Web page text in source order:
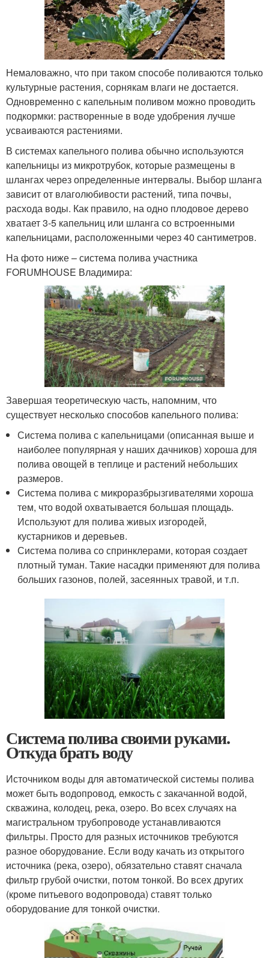
Немаловажно, что при таком способе поливаются только
культурные растения, сорнякам влаги не достается.
Одновременно с капельным поливом можно проводить
подкормки: растворенные в воде удобрения лучше
усваиваются растениями.
В системах капельного полива обычно используются
капельницы из микротрубок, которые размещены в
шлангах через определенные интервалы. Выбор шланга
зависит от влаголюбивости растений, типа почвы,
расхода воды. Как правило, на одно плодовое дерево
хватает 3-5 капельниц или шланга со встроенными
капельницами, расположенными через 40 сантиметров.
На фото ниже – система полива участника
FORUMHOUSE Владимира:
Завершая теоретическую часть, напомним, что
существует несколько способов капельного полива:
Система полива с капельницами (описанная выше и
наиболее популярная у наших дачников) хороша для
полива овощей в теплице и растений небольших
размеров.
Система полива с микроразбрызгивателями хороша
тем, что водой охватывается большая площадь.
Используют для полива живых изгородей,
кустарников и деревьев.
Система полива со спринклерами, которая создает
плотный туман. Такие насадки применяют для полива
больших газонов, полей, засеянных травой, и т.п.
Система полива своими руками.
Откуда брать воду
Источником воды для автоматической системы полива
может быть водопровод, емкость с закачанной водой,
скважина, колодец, река, озеро. Во всех случаях на
магистральном трубопроводе устанавливаются
фильтры. Просто для разных источников требуются
разное оборудование. Если воду качать из открытого
источника (река, озеро), обязательно ставят сначала
фильтр грубой очистки, потом тонкой. Во всех других
(кроме питьевого водопровода) ставят только
оборудование для тонкой очистки.